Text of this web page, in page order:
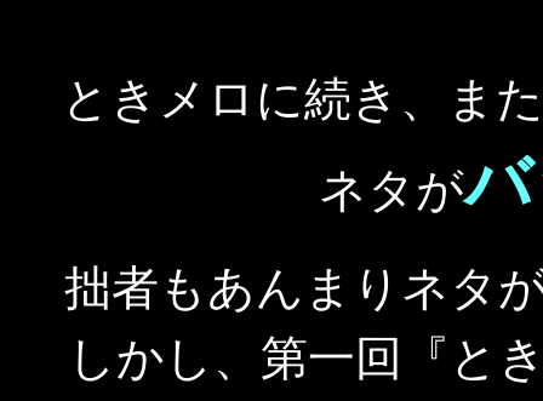
ときメロに続き、ま
ネタが
拙者もあんまりネタ
しかし、第一回『と